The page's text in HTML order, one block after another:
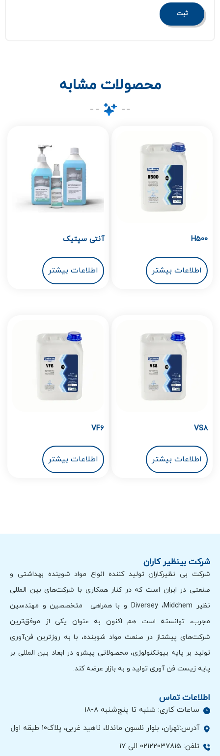
محصولات مشابه
H500
اطلاعات بیشتر
آنتی سپتیک
اطلاعات بیشتر
VS8
اطلاعات بیشتر
VF6
اطلاعات بیشتر
شرکت بینظیر کاران
شرکت بی نظیرکاران تولید کننده انواع مواد شوینده بهداشتی و
صنعتی در ایران است که در کنار همکاری با شرکت‌های بین المللی
نظیر Diversey ،Midchem و با همراهی متخصصین و مهندسین
مجرب، توانسته است هم اکنون به عنوان یکی از موفق‌ترین
شرکت‌های پیشتاز در صنعت مواد شوینده، با به روزترین فن‌آوری
تولید بر پایه بیوتکنولوژی، محصولاتی پیشرو در ابعاد بین المللی بر
پایه زیست فن آوری تولید و به بازار عرضه کند.
اطلاعات تماس
ساعات کاری: شنبه تا پنج‌شنبه 8-18
آدرس:تهران، بلوار نلسون ماندلا، ناهید غربی، پلاک۱۰ طبقه اول
تلفن: 02122037815 الی 17